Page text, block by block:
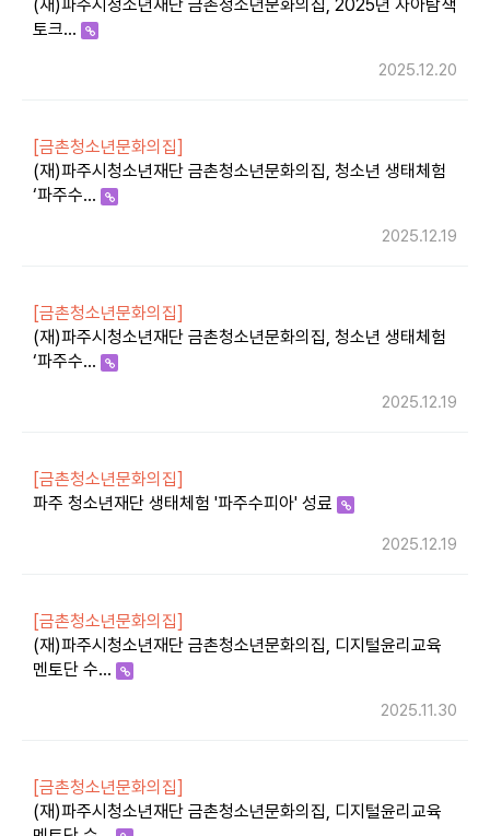
(재)파주시청소년재단 금촌청소년문화의집, 2025년 자아탐색
토크…
2025.12.20
[금촌청소년문화의집]
(재)파주시청소년재단 금촌청소년문화의집, 청소년 생태체험
‘파주수…
2025.12.19
[금촌청소년문화의집]
(재)파주시청소년재단 금촌청소년문화의집, 청소년 생태체험
‘파주수…
2025.12.19
[금촌청소년문화의집]
파주 청소년재단 생태체험 '파주수피아' 성료
2025.12.19
[금촌청소년문화의집]
(재)파주시청소년재단 금촌청소년문화의집, 디지털윤리교육
멘토단 수…
2025.11.30
[금촌청소년문화의집]
(재)파주시청소년재단 금촌청소년문화의집, 디지털윤리교육